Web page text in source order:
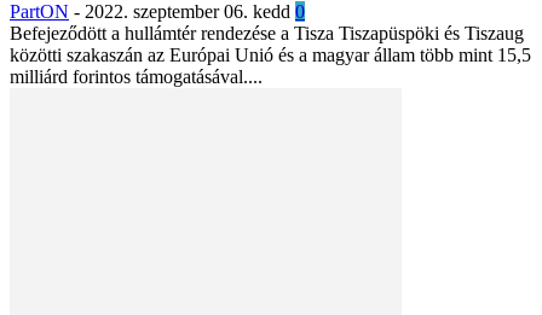
PartON - 2022. szeptember 06. kedd 0
Befejeződött a hullámtér rendezése a Tisza Tiszapüspöki és Tiszaug
közötti szakaszán az Európai Unió és a magyar állam több mint 15,5
milliárd forintos támogatásával....